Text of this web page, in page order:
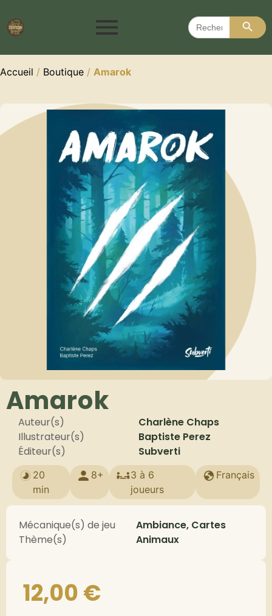
Search
for:
Search
Accueil / Boutique / Amarok
Amarok
Auteur(s)
Charlène Chaps
Illustrateur(s)
Baptiste Perez
Éditeur(s)
Subverti
20
min
8+
3 à 6
joueurs
Français
Mécanique(s) de jeu
Ambiance, Cartes
Thème(s)
Animaux
12,00€